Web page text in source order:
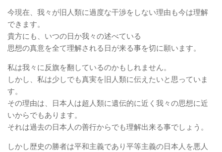
今現在、我々が旧人類に過度な干渉をしない理由も今は理解
できます。
貴方にも、いつの日か我々の述べている
思想の真意を全て理解される日が来る事を切に願います。
私は我々に反旗を翻しているのかもしれません。
しかし、私は少しでも真実を旧人類に伝えたいと思っていま
す。
その理由は、日本人は超人類に遺伝的に近く我々の思想に近
いからでもあります。
それは過去の日本人の善行からでも理解出来る事でしょう。
しかし歴史の勝者は平和主義であり平等主義の日本人を悪人